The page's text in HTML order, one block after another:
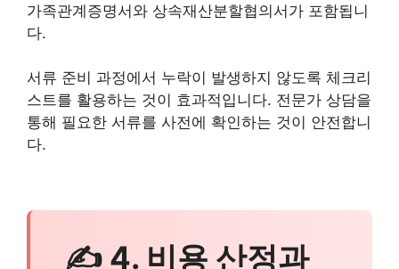
가족관계증명서와 상속재산분할협의서가 포함됩니
다.
서류 준비 과정에서 누락이 발생하지 않도록 체크리
스트를 활용하는 것이 효과적입니다. 전문가 상담을
통해 필요한 서류를 사전에 확인하는 것이 안전합니
다.
✍ 4. 비용 산정과